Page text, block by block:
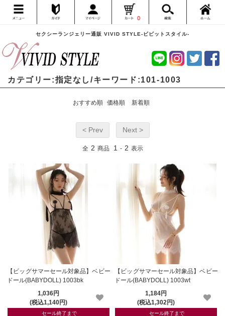
セクシーランジェリー通販 VIVID STYLE-ビビットスタイル-
0
カテゴリー:指定なし/キーワード:101-1003
おすすめ順 価格順 新着順
< Prev Next >
全 2 商品 1 - 2 表示
【ビッグサマーセール対象品】ベビー
ドール(BABYDOLL) 1003bk
1,036円
(税込1,140円)
【ビッグサマーセール対象品】ベビー
ドール(BABYDOLL) 1003wt
1,184円
(税込1,302円)